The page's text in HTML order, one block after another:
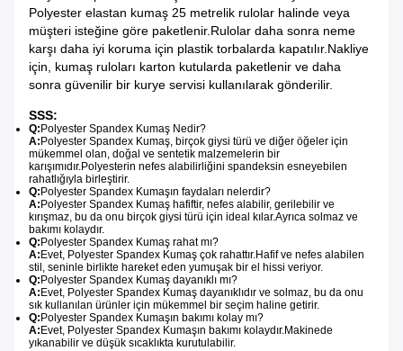
Polyester elastan kumaş 25 metrelik rulolar halinde veya
müşteri isteğine göre paketlenir.Rulolar daha sonra neme
karşı daha iyi koruma için plastik torbalarda kapatılır.Nakliye
için, kumaş ruloları karton kutularda paketlenir ve daha
sonra güvenilir bir kurye servisi kullanılarak gönderilir.
SSS:
Q: Polyester Spandex Kumaş Nedir?
A: Polyester Spandex Kumaş, birçok giysi türü ve diğer öğeler için
mükemmel olan, doğal ve sentetik malzemelerin bir
karışımıdır.Polyesterin nefes alabilirliğini spandeksin esneyebilen
rahatlığıyla birleştirir.
Q: Polyester Spandex Kumaşın faydaları nelerdir?
A: Polyester Spandex Kumaş hafiftir, nefes alabilir, gerilebilir ve
kırışmaz, bu da onu birçok giysi türü için ideal kılar.Ayrıca solmaz ve
bakımı kolaydır.
Q: Polyester Spandex Kumaş rahat mı?
A: Evet, Polyester Spandex Kumaş çok rahattır.Hafif ve nefes alabilen
stil, seninle birlikte hareket eden yumuşak bir el hissi veriyor.
Q: Polyester Spandex Kumaş dayanıklı mı?
A: Evet, Polyester Spandex Kumaş dayanıklıdır ve solmaz, bu da onu
sık kullanılan ürünler için mükemmel bir seçim haline getirir.
Q: Polyester Spandex Kumaşın bakımı kolay mı?
A: Evet, Polyester Spandex Kumaşın bakımı kolaydır.Makinede
yıkanabilir ve düşük sıcaklıkta kurutulabilir.